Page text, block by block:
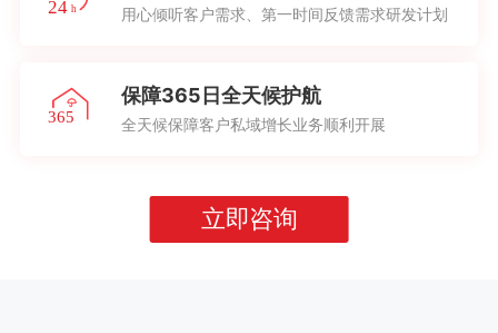
用心倾听客户需求、第一时间反馈需求研发计划
保障365日全天候护航
全天候保障客户私域增长业务顺利开展
立即咨询